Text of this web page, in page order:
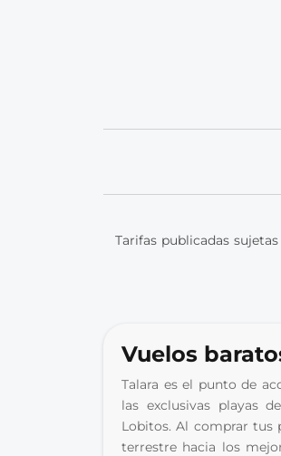
Tarifas publicadas
Vuelos
Talara es el punto de
las exclusivas playas
Lobitos. Al comprar tus
terrestre hacia los